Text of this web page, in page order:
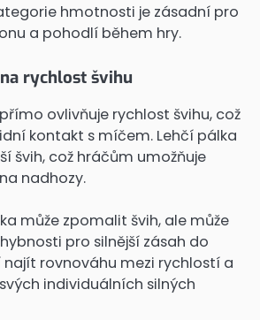
hmotnosti je zásadní pro
a pohodlí během hry.
rychlost švihu
ovlivňuje rychlost švihu, což
kontakt s míčem. Lehčí pálka
švih, což hráčům umožňuje
nadhozy.
může zpomalit švih, ale může
pro silnější zásah do
najít rovnováhu mezi rychlostí a
individuálních silných